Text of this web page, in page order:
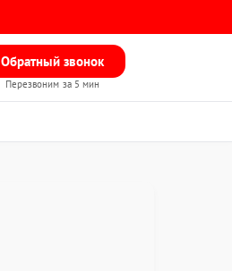
Обратный звонок
Перезвоним за 5 мин